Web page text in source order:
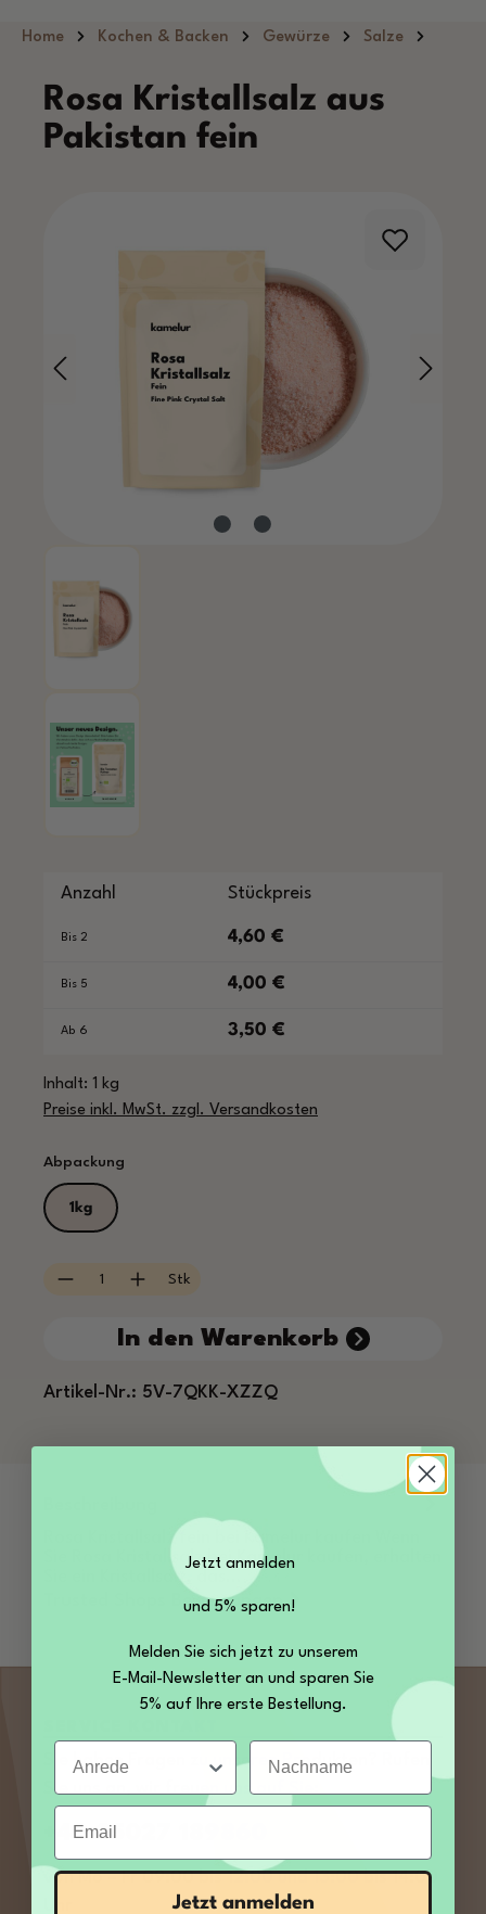
Hauptinhalt springen
Home Kochen & Backen Gewürze Salze
Rosa Kristallsalz aus
Pakistan fein
Anzahl Stückpreis
Bis 2 4,60 €
Bis 5 4,00 €
Ab 6 3,50 €
Inhalt: 1 kg
Preise inkl. MwSt. zzgl. Versandkosten
Abpackung
1kg
Produkt Anzahl: Gib den gewünschten
Stk
In den Warenkorb
Artikel-Nr.: 5V-7QKK-XZZQ
Rosa Kristallsalz fein bei Kamelur kaufen Wenn
Sie Rosa Kristallsalz bei Kamelur kaufen, erhalten
Sie ein Kristallsalz, das…
Mehr
Trusted Shops Bewertungen
Sie haben Fragen zu unseren Produkten? Rufen
Sie uns an, wir freuen uns auf Sie:
+49 35027 189860
von Mo – Fr 09:00 bis 12:00 und 13:00 bis 14:00
Jetzt anmelden
und 5% sparen!
Melden Sie sich jetzt zu unserem
E-Mail-Newsletter an und sparen Sie
5% auf Ihre erste Bestellung.
Anrede Nachname
Email
Jetzt anmelden